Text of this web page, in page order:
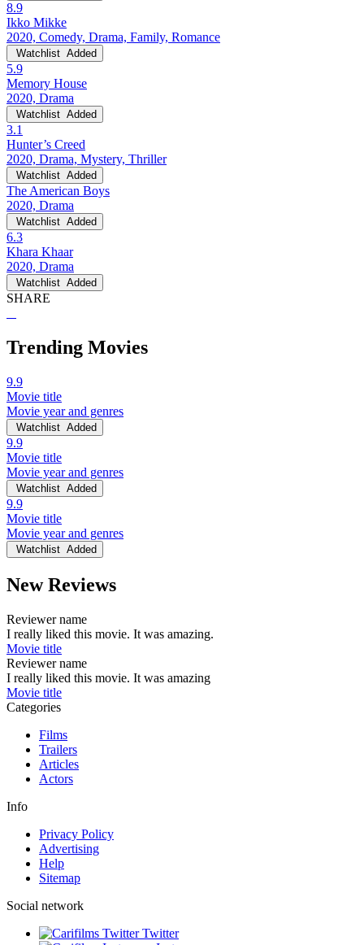
8.9
Ikko Mikke
2020, Comedy, Drama, Family, Romance
Watchlist Added
5.9
Memory House
2020, Drama
Watchlist Added
3.1
Hunter’s Creed
2020, Drama, Mystery, Thriller
Watchlist Added
The American Boys
2020, Drama
Watchlist Added
6.3
Khara Khaar
2020, Drama
Watchlist Added
SHARE
Trending Movies
9.9
Movie title
Movie year and genres
Watchlist Added
9.9
Movie title
Movie year and genres
Watchlist Added
9.9
Movie title
Movie year and genres
Watchlist Added
New Reviews
Reviewer name
I really liked this movie. It was amazing.
Movie title
Reviewer name
I really liked this movie. It was amazing
Movie title
Categories
Films
Trailers
Articles
Actors
Info
Privacy Policy
Advertising
Help
Sitemap
Social network
Twitter